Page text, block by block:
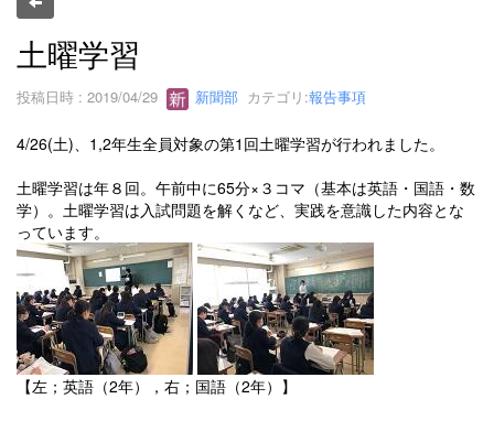
土曜学習
投稿日時 : 2019/04/29 新聞部 カテゴリ:報告事項
4/26(土)、1,2年生全員対象の第1回土曜学習が行われました。
土曜学習は年８回。午前中に65分×３コマ（基本は英語・国語・数
学）。土曜学習は入試問題を解くなど、実践を意識した内容とな
っています。
【左；英語（2年），右；国語（2年）】